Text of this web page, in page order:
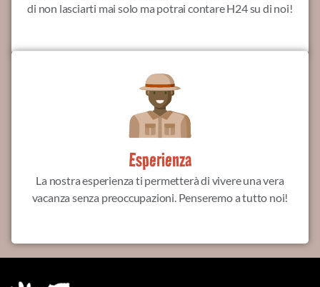
di non lasciarti mai solo ma potrai contare H24 su di noi!
Esperienza
La nostra esperienza ti permetterà di vivere una vera
vacanza senza preoccupazioni. Penseremo a tutto noi!